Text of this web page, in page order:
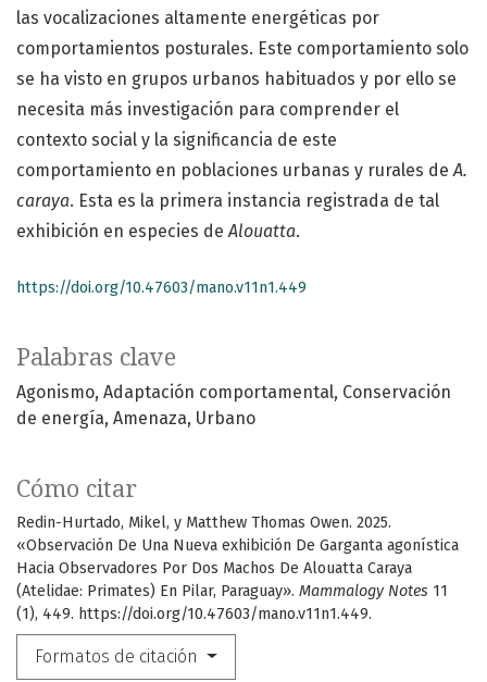
Palabras clave
Agonismo Adaptación comportamental Conservación
de energía Amenaza Urbano
Cómo citar
Redin-Hurtado, Mikel, y Matthew Thomas Owen. 2025.
«Observación De Una Nueva exhibición De Garganta agonística
Hacia Observadores Por Dos Machos De Alouatta Caraya
(Atelidae: Primates) En Pilar, Paraguay». Mammalogy Notes 11
(1), 449. https://doi.org/10.47603/mano.v11n1.449.
Formatos de citación
las vocalizaciones altamente energéticas por
comportamientos posturales. Este comportamiento solo
se ha visto en grupos urbanos habituados y por ello se
necesita más investigación para comprender el
contexto social y la significancia de este
comportamiento en poblaciones urbanas y rurales deA.
caraya. Esta es la primera instancia registrada de tal
exhibición en especies deAlouatta.
https://doi.org/10.47603/mano.v11n1.449